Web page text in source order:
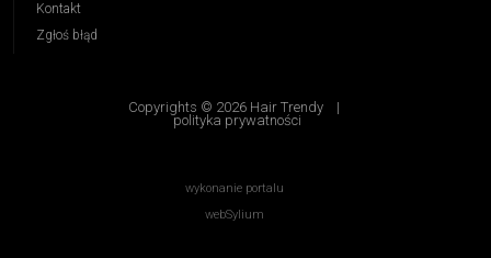
Kontakt
Zgłoś błąd
Copyrights © 2026 Hair Trendy |
polityka prywatności
wykonanie portalu
webSylium